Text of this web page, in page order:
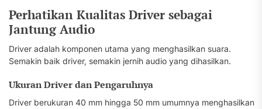
Perhatikan Kualitas Driver sebagai
Jantung Audio
Driver adalah komponen utama yang menghasilkan suara.
Semakin baik driver, semakin jernih audio yang dihasilkan.
Ukuran Driver dan Pengaruhnya
Driver berukuran 40 mm hingga 50 mm umumnya menghasilkan